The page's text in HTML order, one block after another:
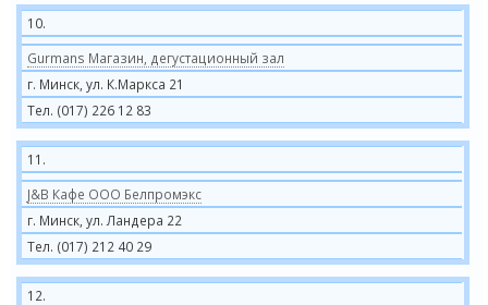
10.
Gurmans Магазин, дегустационный зал
г. Минск, ул. К.Маркса 21
Тел. (017) 226 12 83
11.
J&B Кафе ООО Белпромэкс
г. Минск, ул. Ландера 22
Тел. (017) 212 40 29
12.